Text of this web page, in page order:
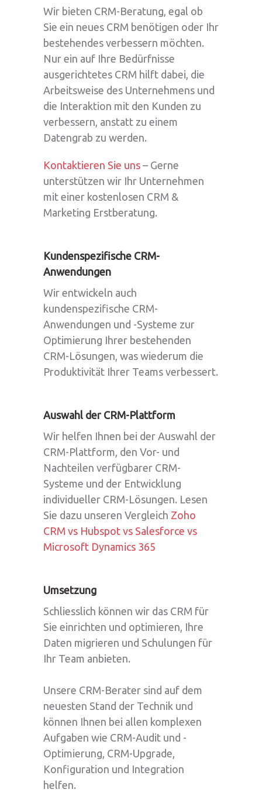
Wir bieten CRM-Beratung, egal ob
Sie ein neues CRM benötigen oder Ihr
bestehendes verbessern möchten.
Nur ein auf Ihre Bedürfnisse
ausgerichtetes CRM hilft dabei, die
Arbeitsweise des Unternehmens und
die Interaktion mit den Kunden zu
verbessern, anstatt zu einem
Datengrab zu werden.
Kontaktieren Sie uns – Gerne
unterstützen wir Ihr Unternehmen
mit einer kostenlosen CRM &
Marketing Erstberatung.
Kundenspezifische CRM-
Anwendungen
Wir entwickeln auch
kundenspezifische CRM-
Anwendungen und -Systeme zur
Optimierung Ihrer bestehenden
CRM-Lösungen, was wiederum die
Produktivität Ihrer Teams verbessert.
Auswahl der CRM-Plattform
Wir helfen Ihnen bei der Auswahl der
CRM-Plattform, den Vor- und
Nachteilen verfügbarer CRM-
Systeme und der Entwicklung
individueller CRM-Lösungen. Lesen
Sie dazu unseren Vergleich Zoho
CRM vs Hubspot vs Salesforce vs
Microsoft Dynamics 365
Umsetzung
Schliesslich können wir das CRM für
Sie einrichten und optimieren, Ihre
Daten migrieren und Schulungen für
Ihr Team anbieten.
Unsere CRM-Berater sind auf dem
neuesten Stand der Technik und
können Ihnen bei allen komplexen
Aufgaben wie CRM-Audit und -
Optimierung, CRM-Upgrade,
Konfiguration und Integration
helfen.